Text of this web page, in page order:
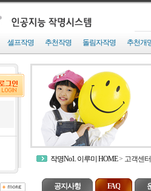
셀프작명 추천작명 돌림자작명 추천개
작명No1. 이루미 HOME> 고객센터
공지사항 FAQ